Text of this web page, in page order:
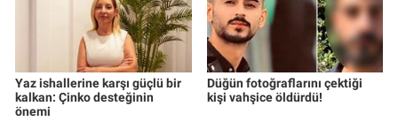
Yaz ishallerine karşı güçlü bir
kalkan: Çinko desteğinin
önemi
Düğün fotoğraflarını çektiği
kişi vahşice öldürdü!